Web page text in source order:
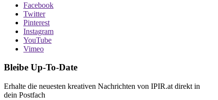
Facebook
Twitter
Pinterest
Instagram
YouTube
Vimeo
Bleibe Up-To-Date
Erhalte die neuesten kreativen Nachrichten von IPIR.at direkt in
dein Postfach